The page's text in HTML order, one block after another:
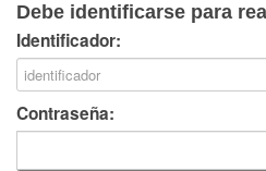
Debe identificarse para
Identificador:
Contraseña: